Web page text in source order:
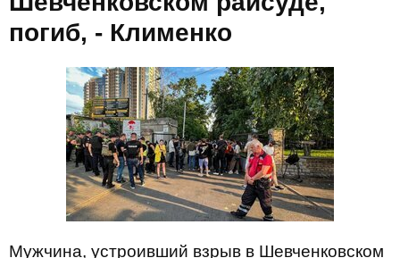
погиб, - Клименко
Мужчина, устроивший взрыв в Шевченковском